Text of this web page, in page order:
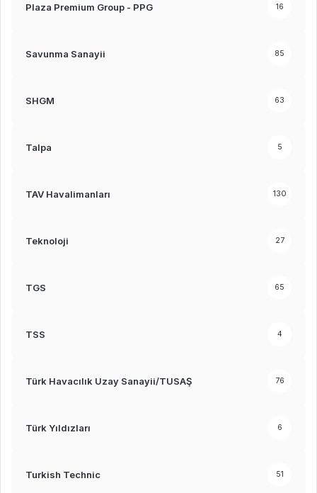
Plaza Premium Group - PPG 16
Savunma Sanayii 85
SHGM 63
Talpa 5
TAV Havalimanları 130
Teknoloji 27
TGS 65
TSS 4
Türk Havacılık Uzay Sanayii/TUSAŞ 76
Türk Yıldızları 6
Turkish Technic 51